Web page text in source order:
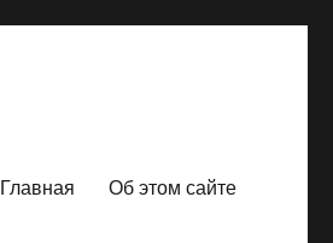
Главная Об этом сайте